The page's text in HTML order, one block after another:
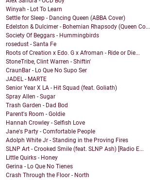
Winyah - Lot To Learn
Settle for Sleep - Dancing Queen (ABBA Cover)
Edelston & Dulcimer - Bohemian Rhapsody (Queen Co...
Society Of Beggars - Hummingbirds
rosedust - Santa Fe
Roots of Creation x Edo. G x Afroman - Ride or Die...
StoneTribe, Clint Warren - Shiftin'
CraunBar - Lo Que No Supo Ser
JADEL - MARTE
Senior Year X LA - Hit Squad (feat. Goliath)
Spray Allen - Sugar
Trash Garden - Dad Bod
Parent's Room - Goldie
Hannah Crowley - Selfish Love
Jane's Party - Comfortable People
Adolph White Jr - Standing in the Proving Fires
SLNP Art - Crooked Smile (feat. SLNP Ash) [Radio E...
Little Quirks - Honey
Gerina - Lo Que No Tienes
Crash Through the Floor - North